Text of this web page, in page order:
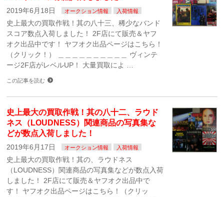
2019年6月18日 オークション情報 入荷情報
史上最大の買取作戦！其の八十三、稀少なバンド
スコア数点入荷しました！ 2F店にて販売＆ヤフ
オク出品中です！ ヤフオク出品ページはこちら！
（クリック！） ＿＿＿＿＿＿＿＿＿＿ ヴィンテ
ージ2F店がレベルUP！ 大量買取によ …
この記事を読む
史上最大の買取作戦！其の八十二、ラウド
ネス（LOUDNESS）関連商品の写真集な
どが数点入荷しました！
2019年6月17日 オークション情報 入荷情報
史上最大の買取作戦！其の、ラウドネス
（LOUDNESS）関連商品の写真集などが数点入荷
しました！ 2F店にて販売＆ヤフオク出品中で
す！ ヤフオク出品ページはこちら！（クリッ